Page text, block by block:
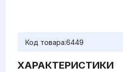
Код товара:6449
ХАРАКТЕРИСТИКИ